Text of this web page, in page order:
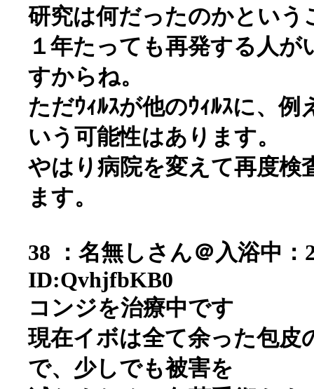
研究は何だったのかという
１年たっても再発する人
すからね。
ただｳｨﾙｽが他のｳｨﾙｽに、例
いう可能性はあります。
やはり病院を変えて再度検
ます。
38 ：名無しさん＠入浴中：
ID:QvhjfbKB0
コンジを治療中です
現在イボは全て余った包皮
で、少しでも被害を